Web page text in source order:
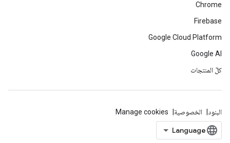
Chrome
Firebase
Google Cloud Platform
Google AI
كلّ المنتجات
البنود الخصوصية Manage cookies